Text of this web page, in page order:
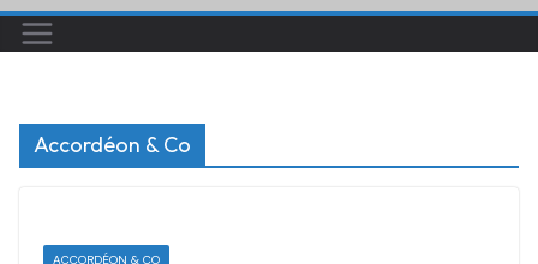
Accordéon & Co
ACCORDÉON & CO